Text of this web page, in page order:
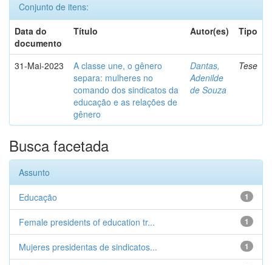
Conjunto de itens:
Data do
documento
Título Autor(es) Tipo
31-Mai-2023
A classe une, o gênero
separa: mulheres no
comando dos sindicatos da
educação e as relações de
gênero
Dantas,
Adenilde
de Souza
Tese
Busca facetada
Assunto
1
Educação
1
Female presidents of education tr...
1
Mujeres presidentas de sindicatos...